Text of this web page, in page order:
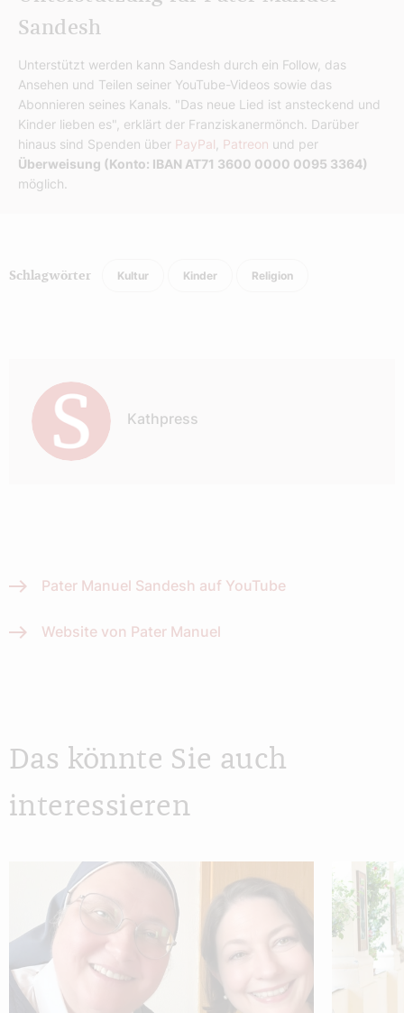
Sandesh
Unterstützt werden kann Sandesh durch ein Follow, das
Ansehen und Teilen seiner YouTube-Videos sowie das
Abonnieren seines Kanals. "Das neue Lied ist ansteckend und
Kinder lieben es", erklärt der Franziskanermönch. Darüber
hinaus sind Spenden über PayPal Patreon und per
Überweisung (Konto: IBAN AT71 3600 0000 0095 3364)
möglich.
Schlagwörter Kultur Kinder Religion
Kathpress
Pater Manuel Sandesh auf YouTube
Website von Pater Manuel
Das könnte Sie auch
interessieren